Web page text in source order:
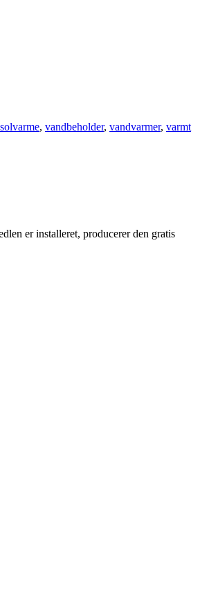
solvarme, vandbeholder, vandvarmer, varmt
er installeret, producerer den gratis